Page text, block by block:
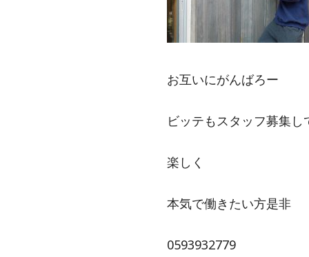
お互いにがんばろー
ビッテもスタッフ募集し
楽しく
本気で働きたい方是非
0593932779